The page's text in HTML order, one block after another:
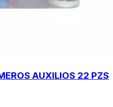
AUXILIOS 22 PZS